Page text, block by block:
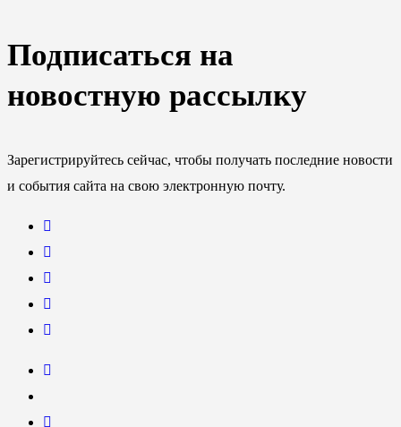
Подписаться на
новостную рассылку
Зарегистрируйтесь сейчас, чтобы получать последние новости
и события сайта на свою электронную почту.